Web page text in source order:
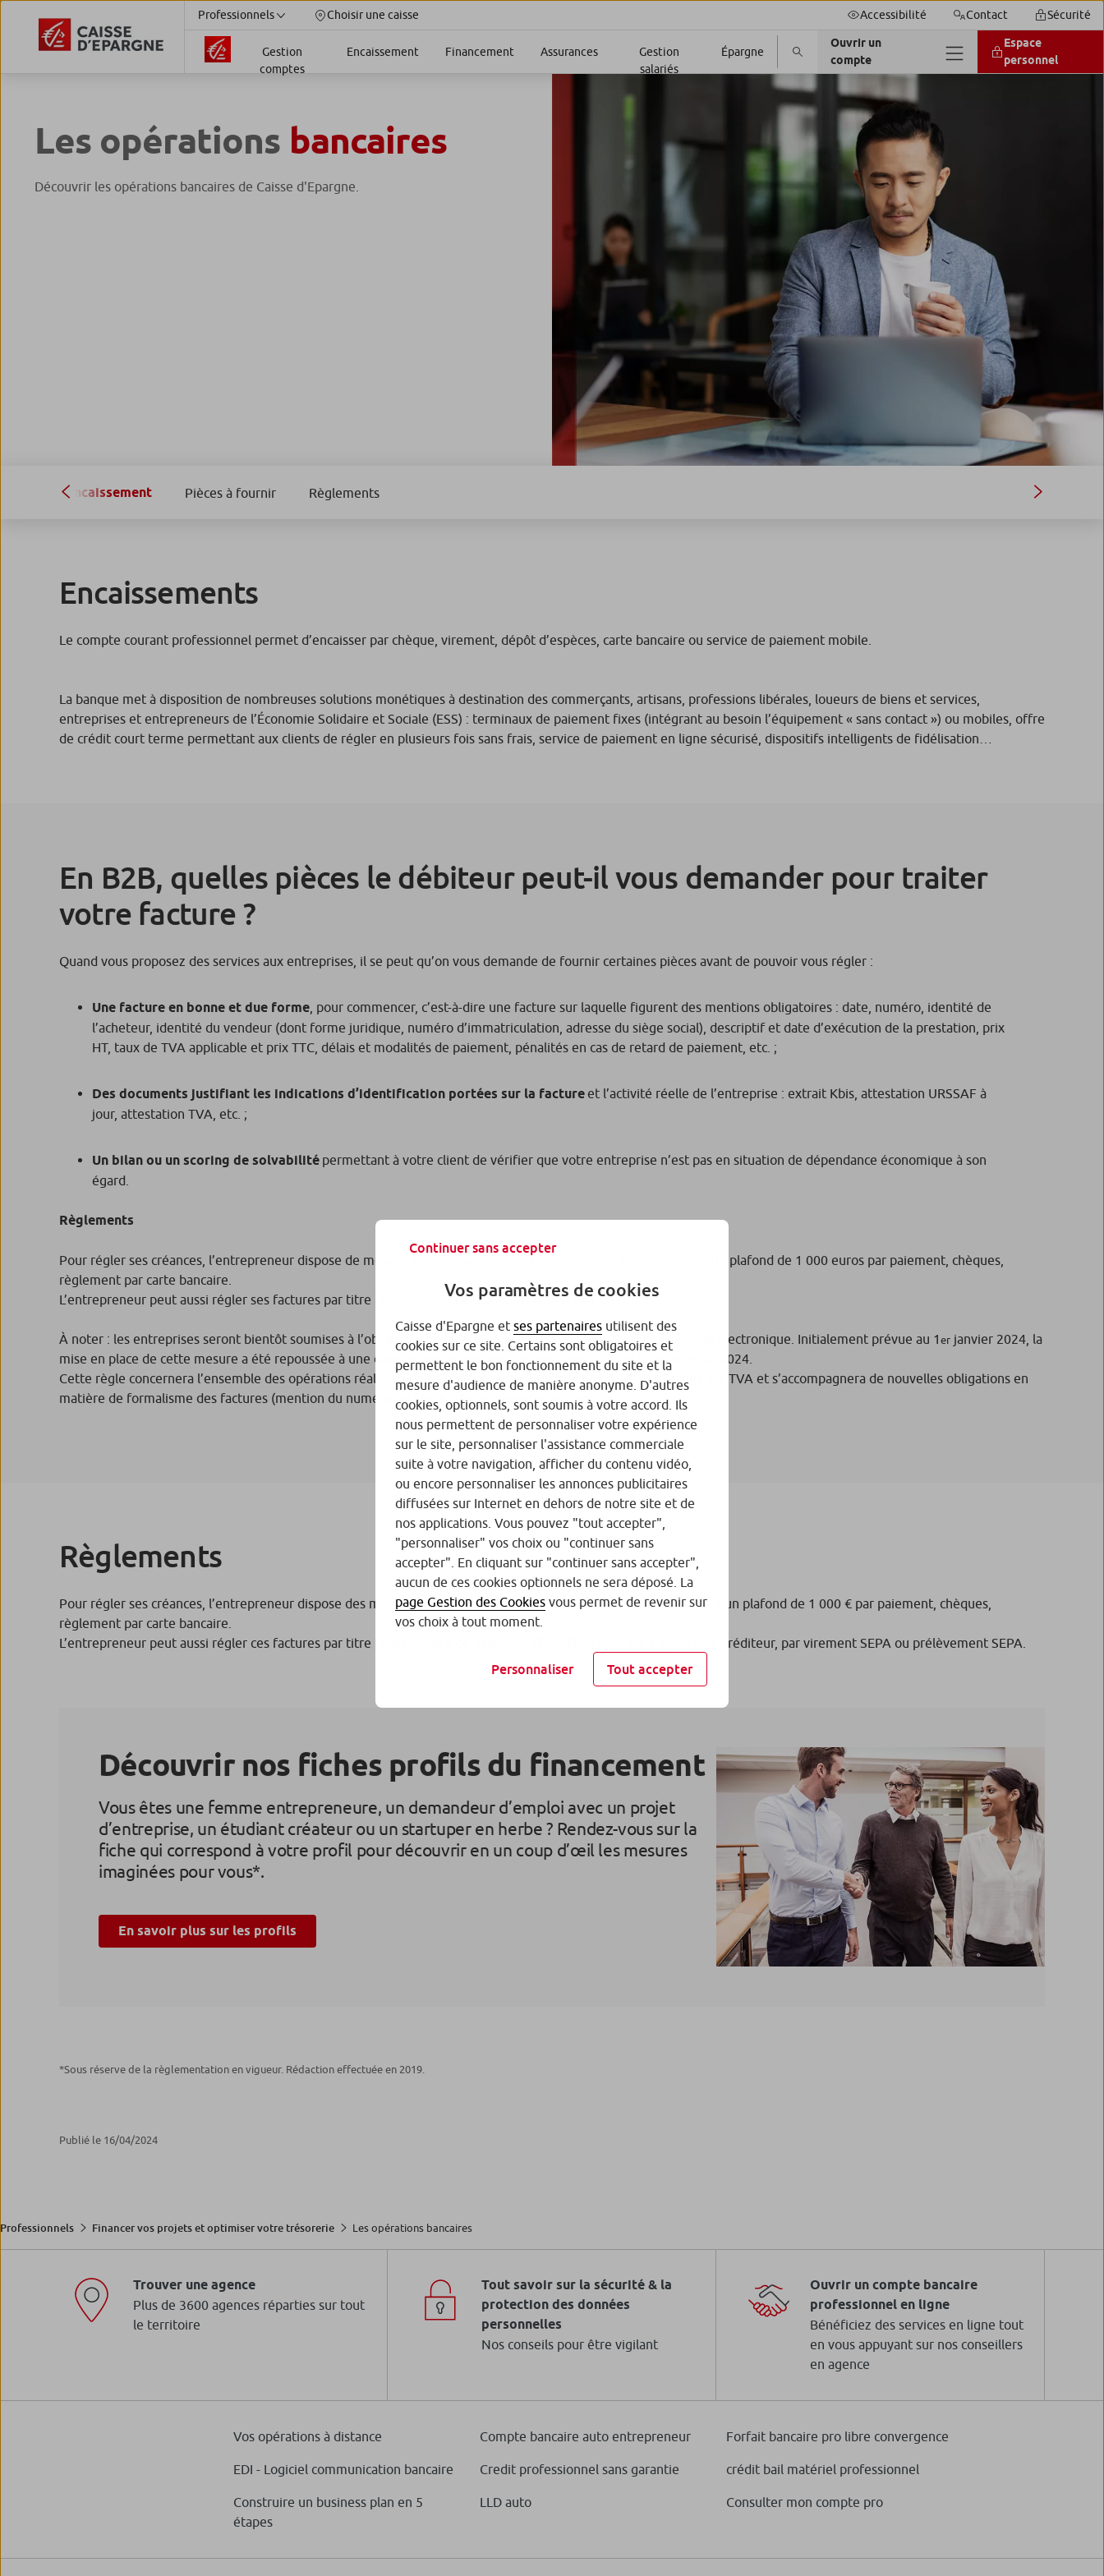
Professionnels Choisir une caisse Accessibilité Contact Sécurité
Gestion
comptes
Encaissement Financement Assurances
Gestion
salariés
Épargne
Ouvrir un
compte
Espace
personnel
Les opérations bancaires
Découvrir les opérations bancaires de Caisse d'Epargne.
Encaissement Pièces à fournir Règlements
Encaissements
Le compte courant professionnel permet d’encaisser par chèque, virement, dépôt d’espèces, carte bancaire ou service de paiement mobile.
La banque met à disposition de nombreuses solutions monétiques à destination des commerçants, artisans, professions libérales, loueurs de biens et services,
entreprises et entrepreneurs de l’Économie Solidaire et Sociale (ESS) : terminaux de paiement fixes (intégrant au besoin l’équipement « sans contact ») ou mobiles, offre
de crédit court terme permettant aux clients de régler en plusieurs fois sans frais, service de paiement en ligne sécurisé, dispositifs intelligents de fidélisation…
En B2B, quelles pièces le débiteur peut-il vous demander pour traiter
votre facture ?
Quand vous proposez des services aux entreprises, il se peut qu’on vous demande de fournir certaines pièces avant de pouvoir vous régler :
Une facture en bonne et due forme , pour commencer, c’est-à-dire une facture sur laquelle figurent des mentions obligatoires : date, numéro, identité de
l’acheteur, identité du vendeur (dont forme juridique, numéro d’immatriculation, adresse du siège social), descriptif et date d’exécution de la prestation, prix
HT, taux de TVA applicable et prix TTC, délais et modalités de paiement, pénalités en cas de retard de paiement, etc. ;
Des documents justifiant les indications d’identification portées sur la factureet l’activité réelle de l’entreprise : extrait Kbis, attestation URSSAF à
jour, attestation TVA, etc. ;
Un bilan ou un scoring de solvabilité permettant à votre client de vérifier que votre entreprise n’est pas en situation de dépendance économique à son
égard.
Règlements
Pour régler ses créances, l’entrepreneur dispose de moyens de paiement matérialisés : espèces dans la limite d’un plafond de 1 000 euros par paiement, chèques,
règlement par carte bancaire.
L’entrepreneur peut aussi régler ses factures par titre interbancaire de paiement (TIP SEPA).
À noter : les entreprises seront bientôt soumises à l’obligation de transmettre et recevoir leurs factures par voie électronique. Initialement prévue au 1er janvier 2024, la
mise en place de cette mesure a été repoussée à une date ultérieure qui sera définie dans la loi de finances pour 2024.
Cette règle concernera l’ensemble des opérations réalisées entre entreprises établies en France et assujetties à la TVA et s’accompagnera de nouvelles obligations en
matière de formalisme des factures (mention du numéro de SIREN, de l’adresse de livraison…).
Règlements
Pour régler ses créances, l’entrepreneur dispose des moyens de paie- ment matérialisés : espèces dans la limite d’un plafond de 1 000 € par paiement, chèques,
règlement par carte bancaire.
L’entrepreneur peut aussi régler ces factures par titre interbancaire de paiement (TIP SEPA) émis par l’organisme créditeur, par virement SEPA ou prélèvement SEPA.
Découvrir nos fiches profils du financement
Vous êtes une femme entrepreneure, un demandeur d’emploi avec un projet
d’entreprise, un étudiant créateur ou un startuper en herbe ? Rendez-vous sur la
fiche qui correspond à votre profil pour découvrir en un coup d’œil les mesures
imaginées pour vous*.
En savoir plus sur les profils
*Sous réserve de la règlementation en vigueur. Rédaction effectuée en 2019.
Publié le 16/04/2024
Professionnels Financer vos projets et optimiser votre trésorerie Les opérations bancaires
Trouver une agence
Plus de 3600 agences réparties sur tout
le territoire
Tout savoir sur la sécurité & la
protection des données
personnelles
Nos conseils pour être vigilant
Ouvrir un compte bancaire
professionnel en ligne
Bénéficiez des services en ligne tout
en vous appuyant sur nos conseillers
en agence
Vos opérations à distance Compte bancaire auto entrepreneur Forfait bancaire pro libre convergence
EDI - Logiciel communication bancaire Credit professionnel sans garantie crédit bail matériel professionnel
Construire un business plan en 5
étapes
LLD auto Consulter mon compte pro
Continuer sans accepter
Vos paramètres de cookies
Caisse d'Epargne et ses partenaires utilisent des
cookies sur ce site. Certains sont obligatoires et
permettent le bon fonctionnement du site et la
mesure d'audience de manière anonyme. D'autres
cookies, optionnels, sont soumis à votre accord. Ils
nous permettent de personnaliser votre expérience
sur le site, personnaliser l'assistance commerciale
suite à votre navigation, afficher du contenu vidéo,
ou encore personnaliser les annonces publicitaires
diffusées sur Internet en dehors de notre site et de
nos applications. Vous pouvez "tout accepter",
"personnaliser" vos choix ou "continuer sans
accepter". En cliquant sur "continuer sans accepter",
aucun de ces cookies optionnels ne sera déposé. La
page Gestion des Cookies vous permet de revenir sur
vos choix à tout moment.
Personnaliser Tout accepter